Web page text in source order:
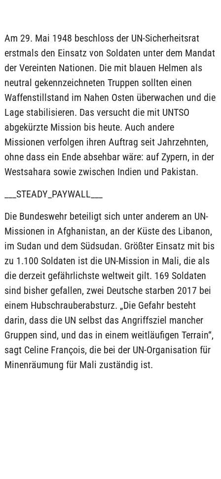
Am 29. Mai 1948 beschloss der UN-Sicherheitsrat
erstmals den Einsatz von Soldaten unter dem Mandat
der Vereinten Nationen. Die mit blauen Helmen als
neutral gekennzeichneten Truppen sollten einen
Waffenstillstand im Nahen Osten überwachen und die
Lage stabilisieren. Das versucht die mit UNTSO
abgekürzte Mission bis heute. Auch andere
Missionen verfolgen ihren Auftrag seit Jahrzehnten,
ohne dass ein Ende absehbar wäre: auf Zypern, in der
Westsahara sowie zwischen Indien und Pakistan.
___STEADY_PAYWALL___
Die Bundeswehr beteiligt sich unter anderem an UN-
Missionen in Afghanistan, an der Küste des Libanon,
im Sudan und dem Südsudan. Größter Einsatz mit bis
zu 1.100 Soldaten ist die UN-Mission in Mali, die als
die derzeit gefährlichste weltweit gilt. 169 Soldaten
sind bisher gefallen, zwei Deutsche starben 2017 bei
einem Hubschrauberabsturz. „Die Gefahr besteht
darin, dass die UN selbst das Angriffsziel mancher
Gruppen sind, und das in einem weitläufigen Terrain“,
sagt Celine François, die bei der UN-Organisation für
Minenräumung für Mali zuständig ist.